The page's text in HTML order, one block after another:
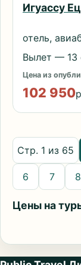
Игуассу
отель,
Вылет — 13
Цена из
102 950
Стр. 1 из 65
6 7 8
Цены на